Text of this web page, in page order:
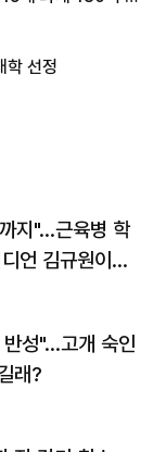
학 선정
지"…근육병 학
언 김규원이었
성"…고개 숙인
래?